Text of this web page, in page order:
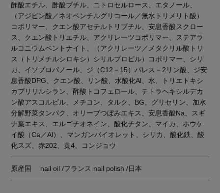
酢酸エチル、酢酸ブチル、ニトロセルロース、エタノール、
（アジピン酸／ネオペンチルグリコール／無水トリメリト酸）
コポリマー、クエン酸アセチルトリブチル、安息香酸スクロー
ス、クエン酸トリエチル、アクリレーツコポリマー、ステアラ
ルコニウムベントナイト、（アクリレーツ／メタクリル酸トリ
ス（トリメチルシロキシ）シリルプロピル）コポリマー、シリ
カ、イソプロパノール、ジ（C12－15）パレス－2リン酸、ジ安
息香酸DPG、クエン酸、リン酸、水酸化Al、水、トリエトキシ
カプリリルシラン、酢酸トコフェロール、テトラヘキシルデカ
ン酸アスコルビル、メチコン、タルク、BG、グリセリン、加水
分解野菜タンパク、オリーブつぼみエキス、安息香酸Na、スギ
ナ葉エキス、エルゴチオネイン、酸化チタン、マイカ、ホウケ
イ酸（Ca／Al）、マンガンバイオレット、シリカ、酸化鉄、酸
化スズ、赤202、黄4、コンジョウ
原産国 nail oil /フランス nail polish /日本